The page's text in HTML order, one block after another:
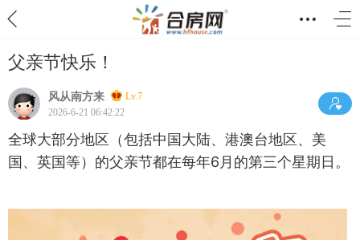
父亲节快乐！
风从南方来
Lv.7
2026-6-21 06:42:22
全球大部分地区（包括中国大陆、港澳台地区、美
国、英国等）的父亲节都在每年6月的第三个星期日。